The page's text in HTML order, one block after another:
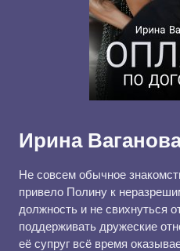
Ирина
Не совсем обычное
привело Полину к
должность и не свихнуться
поддерживать дружеские
её супруг всё время